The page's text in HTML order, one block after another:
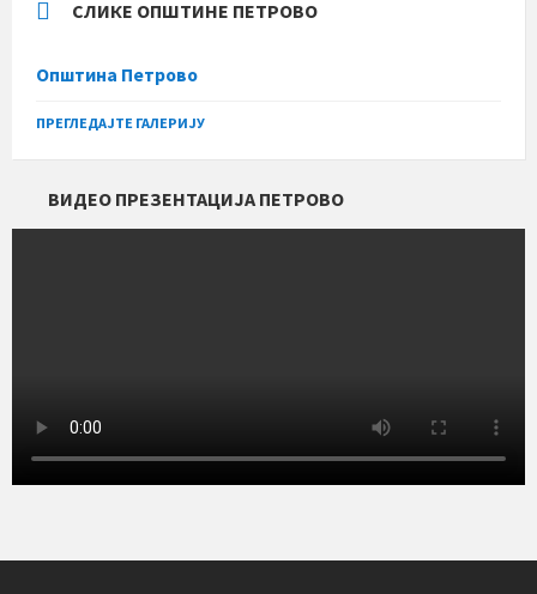
СЛИКЕ ОПШТИНЕ ПЕТРОВО
Општина Петрово
ПРЕГЛЕДАЈТЕ ГАЛЕРИЈУ
ВИДЕО ПРЕЗЕНТАЦИЈА ПЕТРОВО